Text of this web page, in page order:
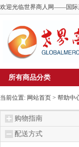
欢迎光临世界商人网——国际
所有商品分类
当前位置: 网站首页 > 帮助中
购物指南
配送方式